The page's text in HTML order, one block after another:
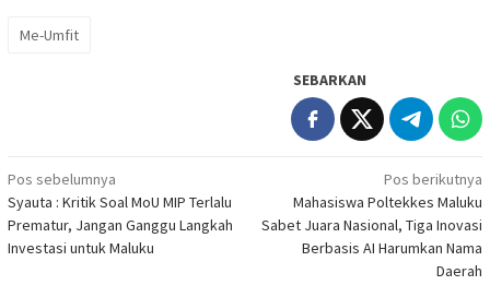
Me-Umfit
SEBARKAN
Navigasi
pos
Pos sebelumnya
Syauta : Kritik Soal MoU MIP Terlalu
Prematur, Jangan Ganggu Langkah
Investasi untuk Maluku
Pos berikutnya
Mahasiswa Poltekkes Maluku
Sabet Juara Nasional, Tiga Inovasi
Berbasis AI Harumkan Nama
Daerah